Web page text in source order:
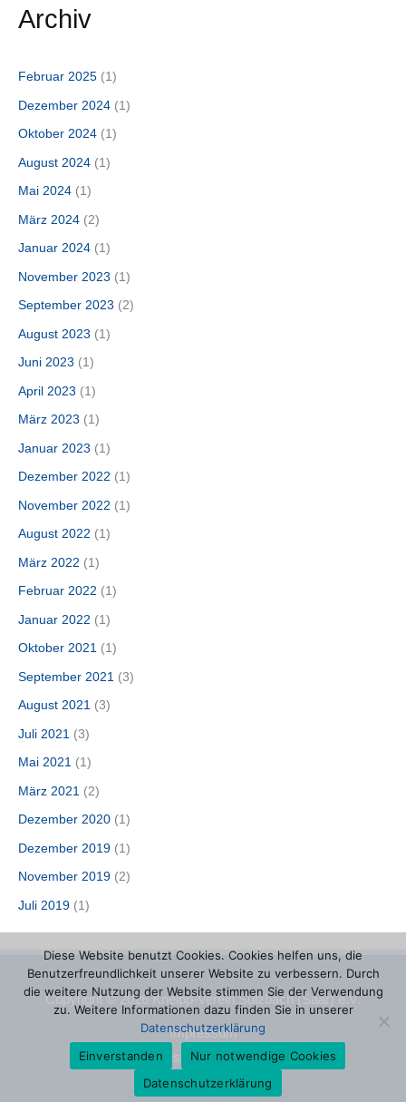
w
e
Archiv
Februar 2025 (1)
Dezember 2024 (1)
Oktober 2024 (1)
August 2024 (1)
Mai 2024 (1)
März 2024 (2)
Januar 2024 (1)
November 2023 (1)
September 2023 (2)
August 2023 (1)
Juni 2023 (1)
April 2023 (1)
März 2023 (1)
Januar 2023 (1)
Dezember 2022 (1)
November 2022 (1)
August 2022 (1)
März 2022 (1)
Februar 2022 (1)
Januar 2022 (1)
Oktober 2021 (1)
September 2021 (3)
August 2021 (3)
Juli 2021 (3)
Mai 2021 (1)
März 2021 (2)
Dezember 2020 (1)
Dezember 2019 (1)
November 2019 (2)
Juli 2019 (1)
Copyright © 2026 Kneipp-Verein Sulzbach (Saar) e.V.
Impressum
Datenschutzerklärung
Diese Website benutzt Cookies. Cookies helfen uns, die
Benutzerfreundlichkeit unserer Website zu verbessern. Durch
die weitere Nutzung der Website stimmen Sie der Verwendung
zu. Weitere Informationen dazu finden Sie in unserer
Datenschutzerklärung
Einverstanden
Nur notwendige Cookies
Datenschutzerklärung